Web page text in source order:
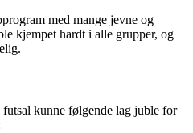
med mange jevne og
kjempet hardt i alle grupper, og
kunne følgende lag juble for